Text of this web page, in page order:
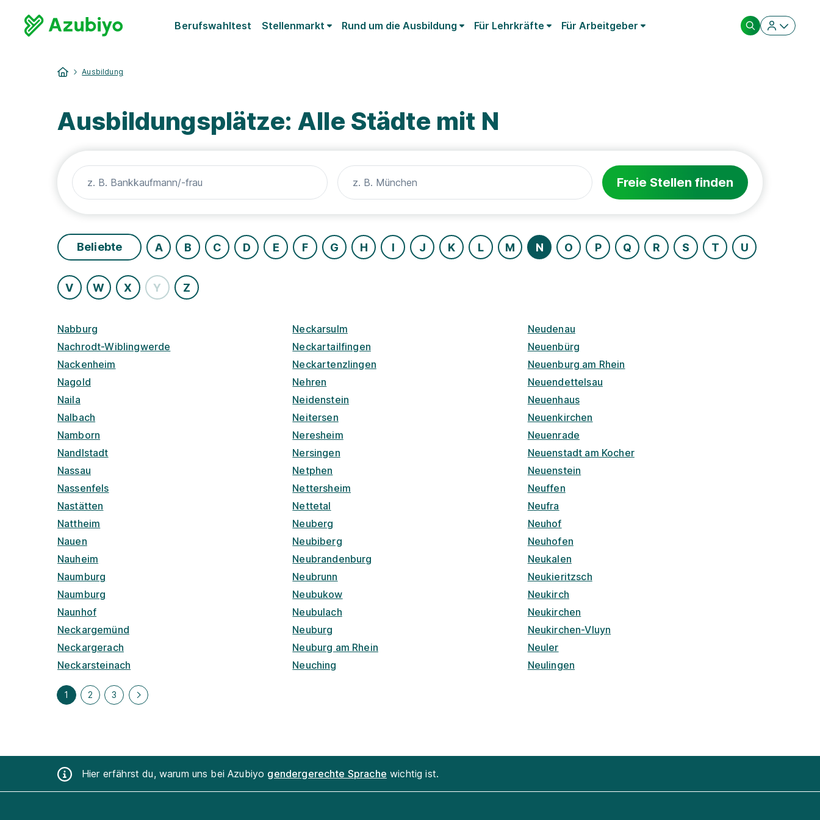
Berufswahltest Stellenmarkt Rund um die Ausbildung Für Lehrkräfte Für Arbeitgeber
Ausbildung
Ausbildungsplätze: Alle Städte mit N
Freie Stellen finden
Beliebte A B C D E F G H I J K L M N O P Q R S T U
V W X Y Z
Nabburg
Nachrodt-Wiblingwerde
Nackenheim
Nagold
Naila
Nalbach
Namborn
Nandlstadt
Nassau
Nassenfels
Nastätten
Nattheim
Nauen
Nauheim
Naumburg
Naumburg
Naunhof
Neckargemünd
Neckargerach
Neckarsteinach
Neckarsulm
Neckartailfingen
Neckartenzlingen
Nehren
Neidenstein
Neitersen
Neresheim
Nersingen
Netphen
Nettersheim
Nettetal
Neuberg
Neubiberg
Neubrandenburg
Neubrunn
Neubukow
Neubulach
Neuburg
Neuburg am Rhein
Neuching
Neudenau
Neuenbürg
Neuenburg am Rhein
Neuendettelsau
Neuenhaus
Neuenkirchen
Neuenrade
Neuenstadt am Kocher
Neuenstein
Neuffen
Neufra
Neuhof
Neuhofen
Neukalen
Neukieritzsch
Neukirch
Neukirchen
Neukirchen-Vluyn
Neuler
Neulingen
1 2 3
Hier erfährst du, warum uns bei Azubiyo gendergerechte Sprache wichtig ist.